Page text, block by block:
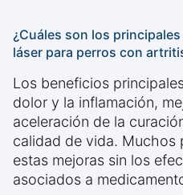
¿Cuáles son los
láser para perros con
Los beneficios
dolor y la inflamación,
aceleración de la
calidad de vida. Muchos
estas mejoras sin los
asociados a